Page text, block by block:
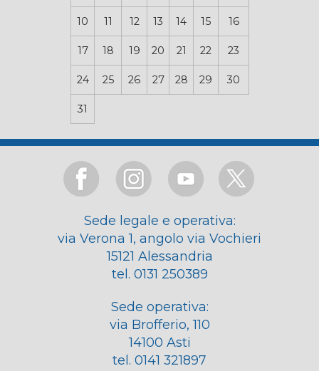
10 11 12 13 14 15 16
17 18 19 20 21 22 23
24 25 26 27 28 29 30
31
Sede legale e operativa:
via Verona 1, angolo via Vochieri
15121 Alessandria
tel. 0131 250389
Sede operativa:
via Brofferio, 110
14100 Asti
tel. 0141 321897